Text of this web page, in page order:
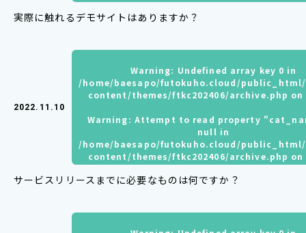
実際に触れるデモサイトはありますか？
2022.11.10
Warning: Undefined array key 0 in
/home/baesapo/futokuho.cloud/
content/themes/ftkc202406/archive.php
Warning: Attempt to read property
null in
/home/baesapo/futokuho.cloud/
content/themes/ftkc202406/archive.php
サービスリリースまでに必要なものは何ですか？